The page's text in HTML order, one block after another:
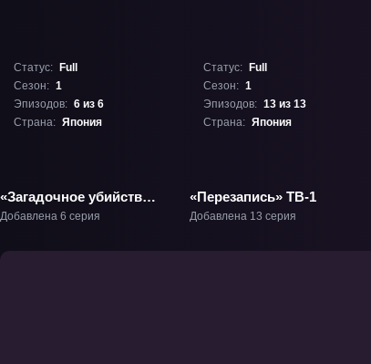
Статус:
Full
Сезон: 1
Эпизодов: 6 из 6
Страна: Япония
«Загадочное убийство
мёртвых» ТВ-1
Добавлена 6 серия
Статус:
Full
Сезон: 1
Эпизодов: 13 из 13
Страна: Япония
«Перезапись» ТВ-1
Добавлена 13 серия